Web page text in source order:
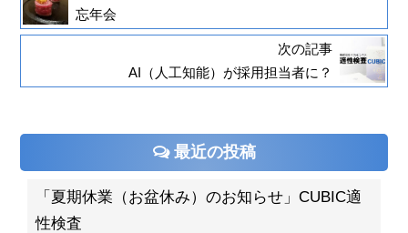
忘年会
次の記事
AI（人工知能）が採用担当者に？
最近の投稿
「夏期休業（お盆休み）のお知らせ」CUBIC適
性検査